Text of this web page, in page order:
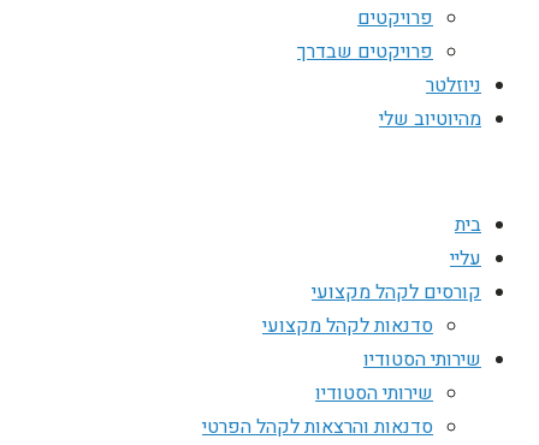
פרויקטים
פרויקטים שבדרך
ניוזלטר
מהיוטיוב שלי
בית
עליי
קורסים לקהל מקצועי
סדנאות לקהל מקצועי
שירותי הסטודיו
שירותי הסטודיו
סדנאות והרצאות לקהל הפרטי